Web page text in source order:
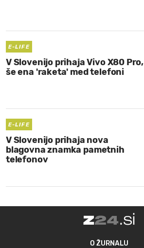
E-LIFE
V Slovenijo prihaja Vivo X80 Pro,
še ena 'raketa' med telefoni
E-LIFE
V Slovenijo prihaja nova
blagovna znamka pametnih
telefonov
O ŽURNALU